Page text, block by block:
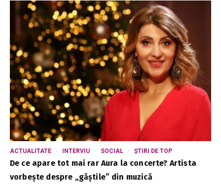
ACTUALITATE INTERVIU SOCIAL ȘTIRI DE TOP
De ce apare tot mai rar Aura la concerte? Artista
vorbește despre „găștile” din muzică